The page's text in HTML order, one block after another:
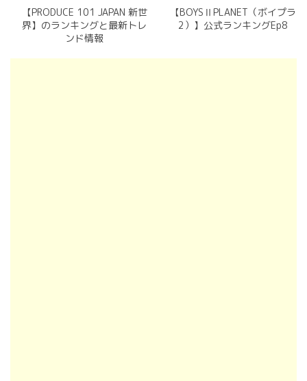
【PRODUCE 101 JAPAN 新世
界】のランキングと最新トレ
ンド情報
【BOYSⅡPLANET（ボイプラ
2）】公式ランキングEp8